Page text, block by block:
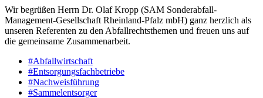
Wir begrüßen Herrn Dr. Olaf Kropp (SAM Sonderabfall-
Management-Gesellschaft Rheinland-Pfalz mbH) ganz herzlich als
unseren Referenten zu den Abfallrechtsthemen und freuen uns auf
die gemeinsame Zusammenarbeit.
#Abfallwirtschaft
#Entsorgungsfachbetriebe
#Nachweisführung
#Sammelentsorger